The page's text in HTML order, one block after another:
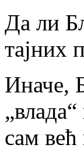
Да ли
тајних
Иначе,
сам већ